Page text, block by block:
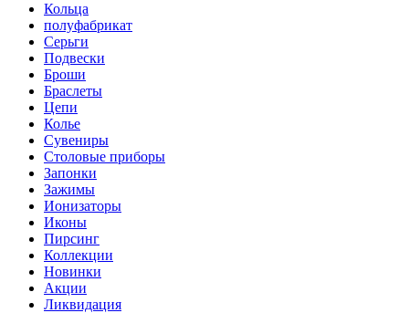
Кольца
полуфабрикат
Серьги
Подвески
Броши
Браслеты
Цепи
Колье
Сувениры
Столовые приборы
Запонки
Зажимы
Ионизаторы
Иконы
Пирсинг
Коллекции
Новинки
Акции
Ликвидация